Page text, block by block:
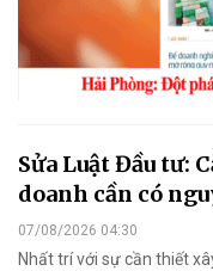
Sửa Luật Đầu tư:
doanh cần có
07/08/2026 04:30
Nhất trí với sự cần thiết